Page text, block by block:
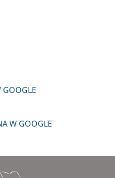
GOOGLE
W GOOGLE